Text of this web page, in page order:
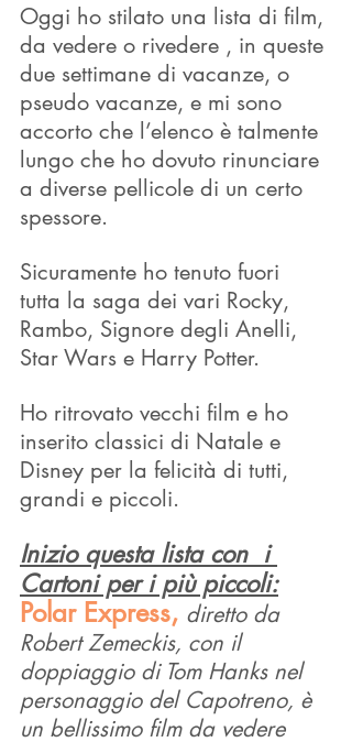
Oggi ho stilato una lista di film,
da vedere o rivedere , in queste
due settimane di vacanze, o
pseudo vacanze, e mi sono
accorto che l’elenco è talmente
lungo che ho dovuto rinunciare
a diverse pellicole di un certo
spessore.
Sicuramente ho tenuto fuori
tutta la saga dei vari Rocky,
Rambo, Signore degli Anelli,
Star Wars e Harry Potter.
Ho ritrovato vecchi film e ho
inserito classici di Natale e
Disney per la felicità di tutti,
grandi e piccoli.
Inizio questa lista con  i
Cartoni per i più piccoli:
Polar Express, diretto da
Robert Zemeckis, con il
doppiaggio di Tom Hanks nel
personaggio del Capotreno, è
un bellissimo film da vedere